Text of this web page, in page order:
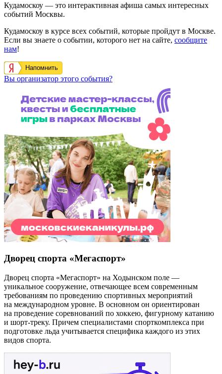
Кудамоскоу — это интерактивная афиша самых интересных
событий Москвы.
Кудамоскоу в курсе всех событий, которые пройдут в Москве.
Если вы знаете о событии, которого нет на сайте, сообщите
нам!
Напомнить
Вы организатор этого события?
Дворец спорта «Мегаспорт»
Дворец спорта «Мегаспорт» на Ходынском поле —
уникальное сооружение, отвечающее всем современным
требованиям по проведению спортивных мероприятий
на международном уровне. В основном он ориентирован
на проведение соревнований по хоккею, фигурному катанию
и шорт-треку. Причем специалистами спорткомплекса при
подготовке льда учитывается специфика каждого из этих
видов спорта.